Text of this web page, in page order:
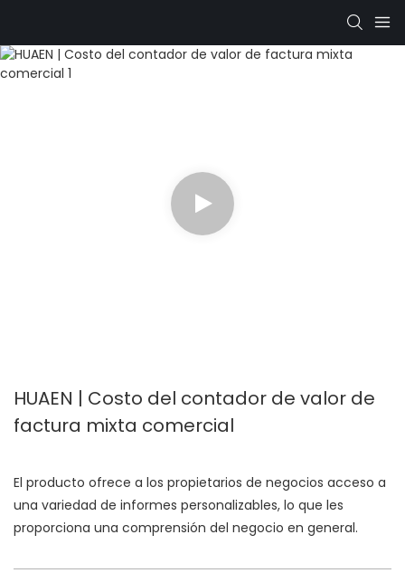
HUAEN | Costo del contador de valor de
factura mixta comercial
El producto ofrece a los propietarios de negocios acceso a
una variedad de informes personalizables, lo que les
proporciona una comprensión del negocio en general.